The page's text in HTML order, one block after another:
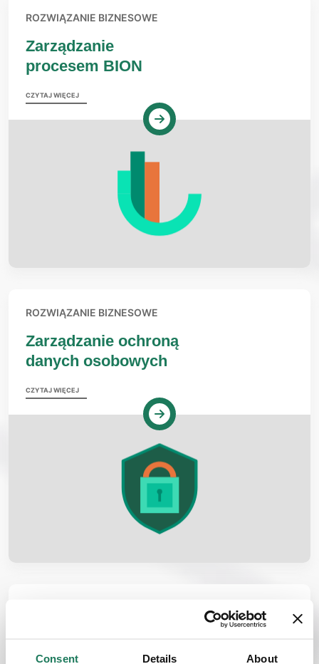
Consent Details About
ROZWIĄZANIE BIZNESOWE
Zarządzanie
procesem BION
CZYTAJ WIĘCEJ
ROZWIĄZANIE BIZNESOWE
Zarządzanie ochroną
danych osobowych
CZYTAJ WIĘCEJ
PowerPoint